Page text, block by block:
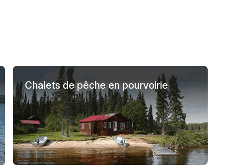
Chalets de pêche en pourvoirie